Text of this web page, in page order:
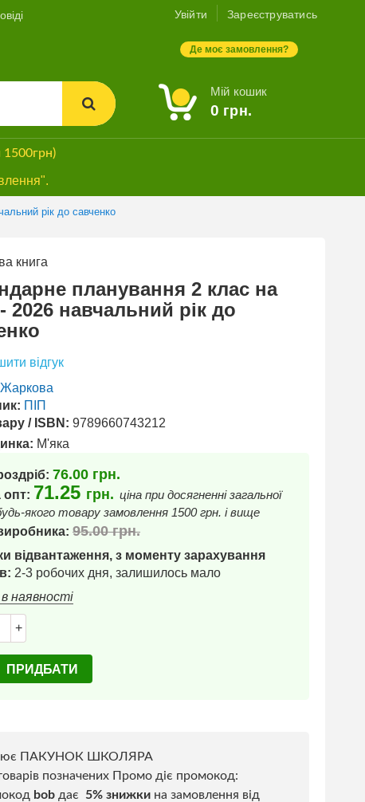
Увійти Зареєструватись
Де моє замовлення?
Мій кошик
0 грн.
рік до савченко
книга
планування 2 клас на
2026 навчальний рік до
відгук
Жаркова
ПІП
/ ISBN: 9789660743212
М'яка
76.00 грн.
опт: 71.25 грн. ціна при досягненні загальної
якого товару замовлення 1500 грн. і вище
95.00грн.
відвантаження, з моменту зарахування
2-3 робочих дня, залишилось мало
наявності
+
ПРИДБАТИ
ПАКУНОК ШКОЛЯРА
позначених Промо діє промокод:
bob дає 5% знижки на замовлення від